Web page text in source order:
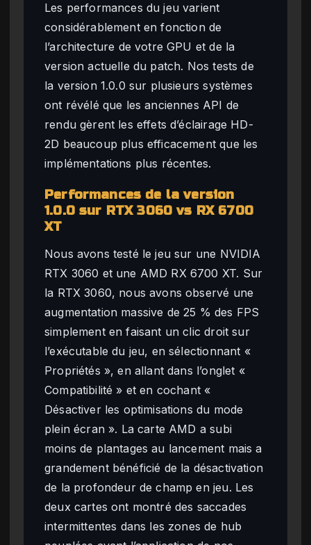
Les performances du jeu varient
considérablement en fonction de
l’architecture de votre GPU et de la
version actuelle du patch. Nos tests de
la version 1.0.0 sur plusieurs systèmes
ont révélé que les anciennes API de
rendu gèrent les effets d’éclairage HD-
2D beaucoup plus efficacement que les
implémentations plus récentes.
Performances de la version
1.0.0 sur RTX 3060 vs RX 6700
XT
Nous avons testé le jeu sur une NVIDIA
RTX 3060 et une AMD RX 6700 XT. Sur
la RTX 3060, nous avons observé une
augmentation massive de 25 % des FPS
simplement en faisant un clic droit sur
l’exécutable du jeu, en sélectionnant «
Propriétés », en allant dans l’onglet «
Compatibilité » et en cochant «
Désactiver les optimisations du mode
plein écran ». La carte AMD a subi
moins de plantages au lancement mais a
grandement bénéficié de la désactivation
de la profondeur de champ en jeu. Les
deux cartes ont montré des saccades
intermittentes dans les zones de hub